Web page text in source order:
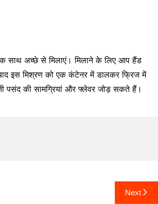
साथ अच्छे से मिलाएं। मिलाने के लिए आप हैंड
इस मिश्रण को एक कंटेनर में डालकर फ्रिज में
की सामग्रियां और फ्लेवर जोड़ सकते हैं।
Next